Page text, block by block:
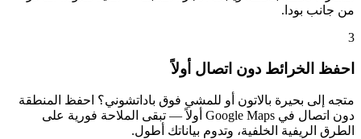
من جانب بودا.
3
احفظ الخرائط دون اتصال أولاً
متجه إلى بحيرة بالاتون أو للمشي فوق باداتشوني؟ احفظ المنطقة
دون اتصال في Google Maps أولاً — تبقى الملاحة فورية على
الطرق الريفية الخلفية، وتدوم بياناتك أطول.